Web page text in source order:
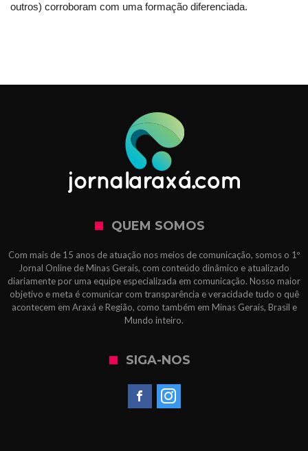
outros) corroboram com uma formação diferenciada.
QUEM SOMOS
Com mais de 15 anos de atuação nos meios de comunicação, somos o 1º
Jornal Online de Minas Gerais, com conteúdo dinâmico e atualizado
diariamente por uma equipe especializada em comunicação. Nosso maior
objetivo e meta é comunicar com transparência e veracidade tudo o quê
acontecem em Araxá e Região, como também em Minas Gerais, Brasil e
Mundo inteiro.
SIGA-NOS